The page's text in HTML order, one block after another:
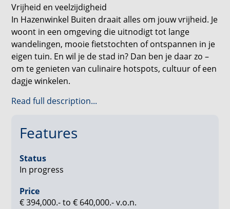
Vrijheid en veelzijdigheid
In Hazenwinkel Buiten draait alles om jouw vrijheid. Je
woont in een omgeving die uitnodigt tot lange
wandelingen, mooie fietstochten of ontspannen in je
eigen tuin. En wil je de stad in? Dan ben je daar zo –
om te genieten van culinaire hotspots, cultuur of een
dagje winkelen.
De vrijheid van buiten wonen
groen. Dit nieuwe deel van Hazenwinkel, aan de rand
van Brandevoort, biedt jou een unieke balans tussen
natuur en comfort. Stel je eens voor: je opent de
deur en kijkt uit over uitgestrekte weilanden en
groene akkers. Hier ervaar je rust, ruimte en een
landschap dat meebeweegt met de seizoenen.
Read full description...
Features
Status
In progress
Price
€ 394,000.- to € 640,000.- v.o.n.